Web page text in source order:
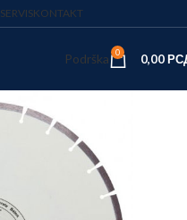
SERVISKONTAKT
Podrška 0 0,00